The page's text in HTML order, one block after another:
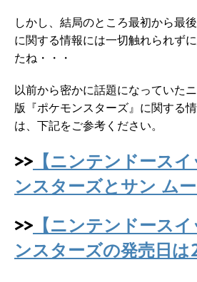
しかし、結局のところ最初から最
に関する情報には一切触れられず
たね・・・
以前から密かに話題になっていた
版『ポケモンスターズ』に関する
は、下記をご参考ください。
>> 【ニンテンドース
ンスターズとサン ム
>> 【ニンテンドース
ンスターズの発売日は